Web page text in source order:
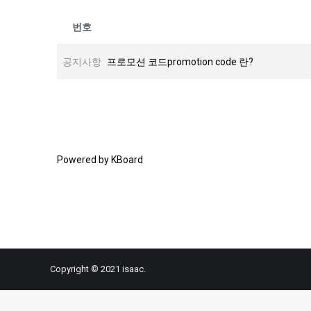
번호
공지사항 프로모션 코드promotion code 란?
Powered by KBoard
Copyright © 2021 isaac.